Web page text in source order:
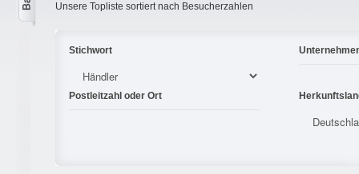
Unsere Topliste sortiert nach Besucherzahlen
Stichwort
Postleitzahl oder Ort